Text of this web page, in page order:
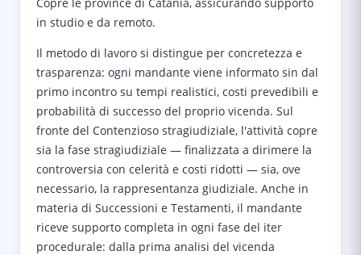
in studio e da remoto.
Il metodo di lavoro si distingue per concretezza e
trasparenza: ogni mandante viene informato sin dal
primo incontro su tempi realistici, costi prevedibili e
probabilità di successo del proprio vicenda. Sul
fronte del Contenzioso stragiudiziale, l'attività copre
sia la fase stragiudiziale — finalizzata a dirimere la
controversia con celerità e costi ridotti — sia, ove
necessario, la rappresentanza giudiziale. Anche in
materia di Successioni e Testamenti, il mandante
riceve supporto completa in ogni fase del iter
procedurale: dalla prima analisi del vicenda